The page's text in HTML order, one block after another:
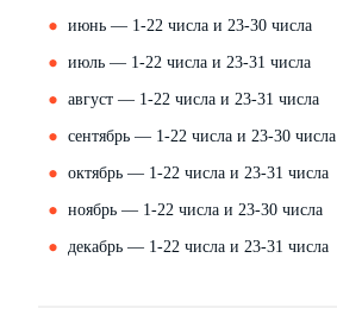
июнь — 1-22 числа и 23-30 числа
июль — 1-22 числа и 23-31 числа
август — 1-22 числа и 23-31 числа
сентябрь — 1-22 числа и 23-30 числа
октябрь — 1-22 числа и 23-31 числа
ноябрь — 1-22 числа и 23-30 числа
декабрь — 1-22 числа и 23-31 числа